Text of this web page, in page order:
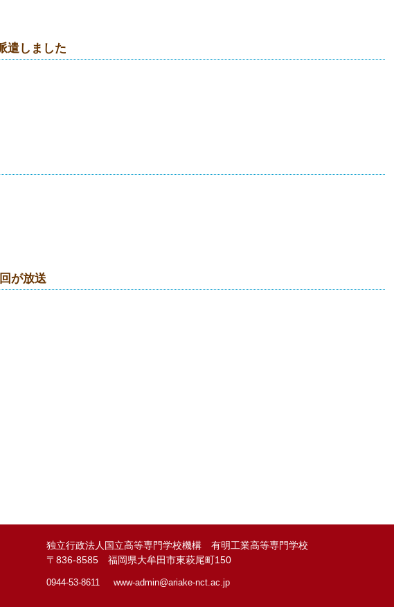
遣しました
が放送
独立行政法人国立高等専門学校機構 有明工業高等専門学校
〒836-8585 福岡県大牟田市東萩尾町150
0944-53-8611 www-admin@ariake-nct.ac.jp